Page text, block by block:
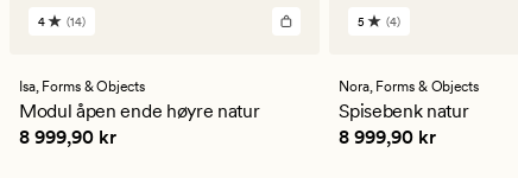
14
en
gjennomsnittlig
vurdering
på
4 (14)
Isa, Forms & Objects
Modul åpen ende høyre natur
Pris 8 999,90 kr
8 999,90 kr
4
en
gjennomsnittlig
vurdering
på
5 (4)
Nora, Forms & Objects
Spisebenk natur
Pris 8 999,90 kr
8 999,90 kr